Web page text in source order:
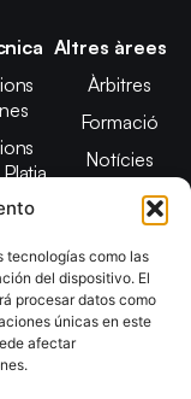
tecnologías como las
del dispositivo. El
procesar datos como
únicas en este
afectar
Altres àrees
Àrbitres
Formació
Notícies
Adreces de
contacte